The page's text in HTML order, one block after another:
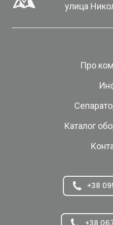
улица
Про
Каталог
+38
+38